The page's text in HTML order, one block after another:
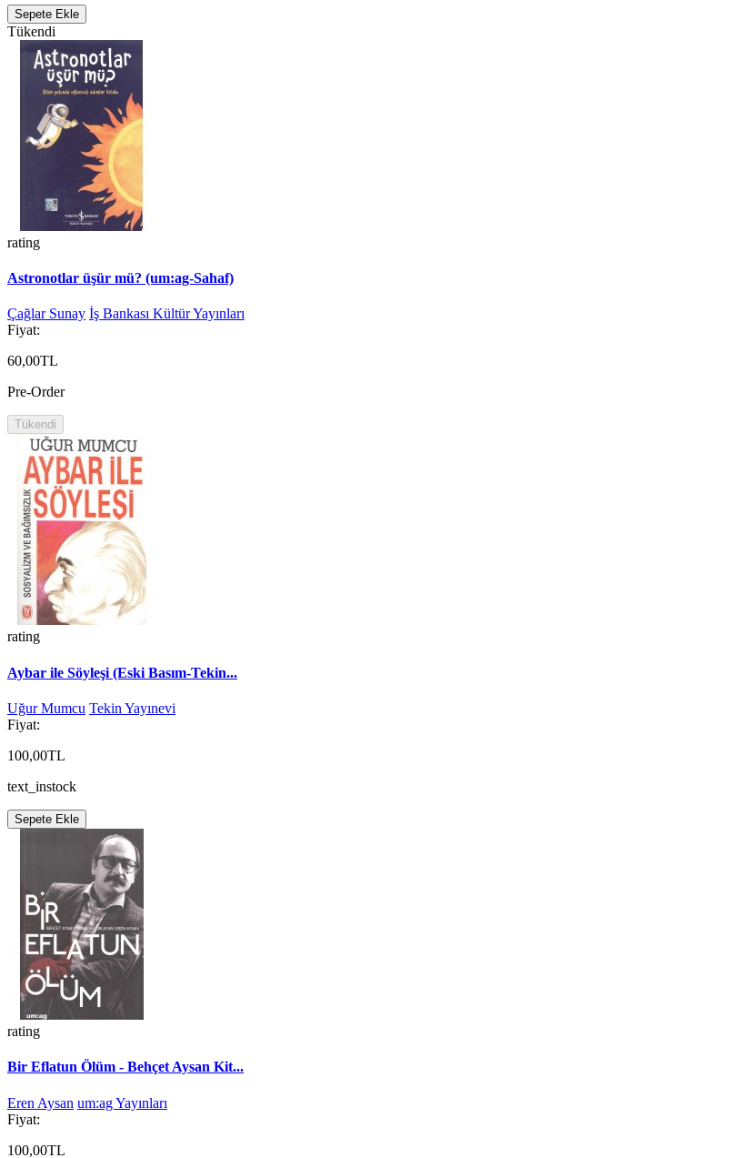
Sepete Ekle
Tükendi
rating
Astronotlar üşür mü? (um:ag-Sahaf)
Çağlar Sunay İş Bankası Kültür Yayınları
Fiyat:
60,00TL
Pre-Order
Tükendi
rating
Aybar ile Söyleşi (Eski Basım-Tekin...
Uğur Mumcu Tekin Yayınevi
Fiyat:
100,00TL
text_instock
Sepete Ekle
rating
Bir Eflatun Ölüm - Behçet Aysan Kit...
Eren Aysan um:ag Yayınları
Fiyat:
100,00TL